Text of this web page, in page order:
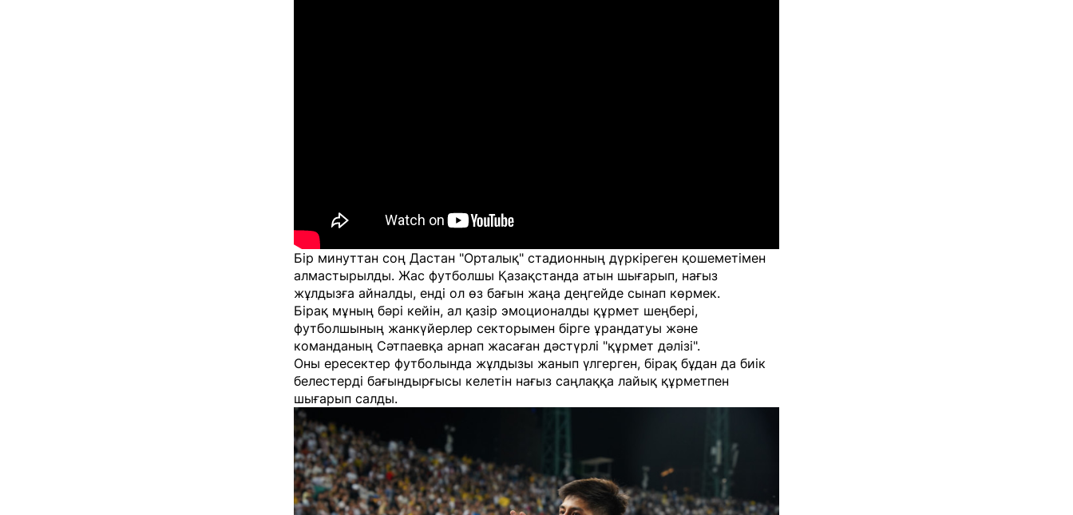
Бір минуттан соң Дастан "Орталық" стадионның дүркіреген қошеметімен
алмастырылды. Жас футболшы Қазақстанда атын шығарып, нағыз
жұлдызға айналды, енді ол өз бағын жаңа деңгейде сынап көрмек.
Бірақ мұның бәрі кейін, ал қазір эмоционалды құрмет шеңбері,
футболшының жанкүйерлер секторымен бірге ұрандатуы және
команданың Сәтпаевқа арнап жасаған дәстүрлі "құрмет дәлізі".
Оны ересектер футболында жұлдызы жанып үлгерген, бірақ бұдан да биік
белестерді бағындырғысы келетін нағыз саңлаққа лайық құрметпен
шығарып салды.